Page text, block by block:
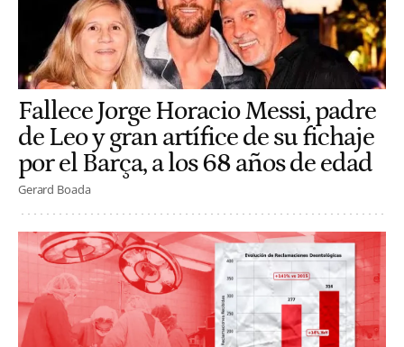
Fallece Jorge Horacio Messi, padre
de Leo y gran artífice de su fichaje
por el Barça, a los 68 años de edad
Gerard Boada